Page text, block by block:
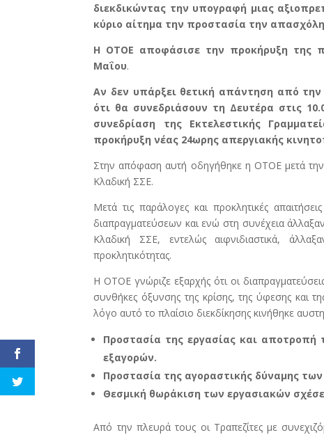
διεκδικώντας την υπογραφή μιας
κύριο αίτημα την προστασία την
Η ΟΤΟΕ αποφάσισε την προκήρυξη της
Μαΐου.
Αν δεν υπάρξει θετική απάντηση από
ότι θα συνεδριάσουν τη Δευτέρα στις
συνεδρίαση της Εκτελεστικής
προκήρυξη νέας 24ωρης απεργιακής
Στην απόφαση αυτή οδηγήθηκε η ΟΤΟΕ μετά την
Κλαδική ΣΣΕ.
Μετά τις παράλογες και προκλητικές
διαπραγματεύσεων και ενώ στη συνέχεια
Κλαδική ΣΣΕ, εντελώς αιφνιδιαστικά,
προκλητικότητας.
Η ΟΤΟΕ γνώριζε εξαρχής ότι οι
συνθήκες όξυνσης της κρίσης, της ύφεσης και
λόγο αυτό το πλαίσιο διεκδίκησης κινήθηκε
Προστασία της εργασίας και
εξαγορών.
Προστασία της αγοραστικής δύναμης
Θεσμική θωράκιση των εργασιακών
Από την πλευρά τους οι Τραπεζίτες με